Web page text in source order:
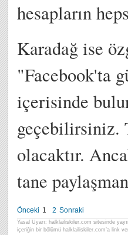
hesapların
Karadağ ise
"Facebook'ta
içerisinde
geçebilirsiniz.
olacaktır.
tane
Önceki 1 2 Sonraki
Yasal Uyarı: halklailiskiler.com sitesinde
içeriğin bir bölümü halklailiskiler.com’a link